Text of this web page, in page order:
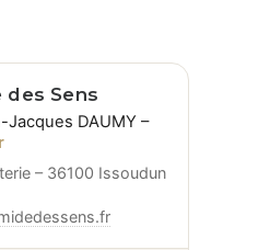
des Sens
Jacques DAUMY –
– 36100 Issoudun